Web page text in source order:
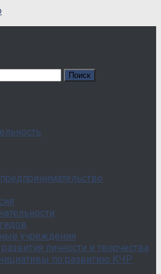
учреждения
личности и творчества
по развитию КЧР